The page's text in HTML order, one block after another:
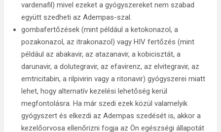
vardenafil) mivel ezeket a gyógyszereket nem szabad
együtt szedheti az Adempas-szal.
gombafertőzések (mint például a ketokonazol, a
pozakonazol, az itrakonazol) vagy HIV fertőzés (mint
például az abakavir, az atazanavir, a kobicisztát, a
darunavir, a dolutegravir, az efavirenz, az elvitegravir, az
emtricitabin, a rilpivirin vagy a ritonavir) gyógyszerei miatt
lehet, hogy alternatív kezelési lehetőség kerül
megfontolásra. Ha már szedi ezek közül valamelyik
gyógyszert és elkezdi az Adempas szedését is, akkor a
kezelőorvosa ellenőrizni fogja az Ön egészségi állapotát